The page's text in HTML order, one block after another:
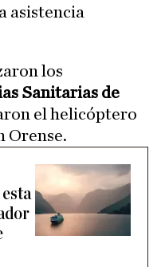
asistencia
los
Sanitarias de
el helicóptero
Orense.